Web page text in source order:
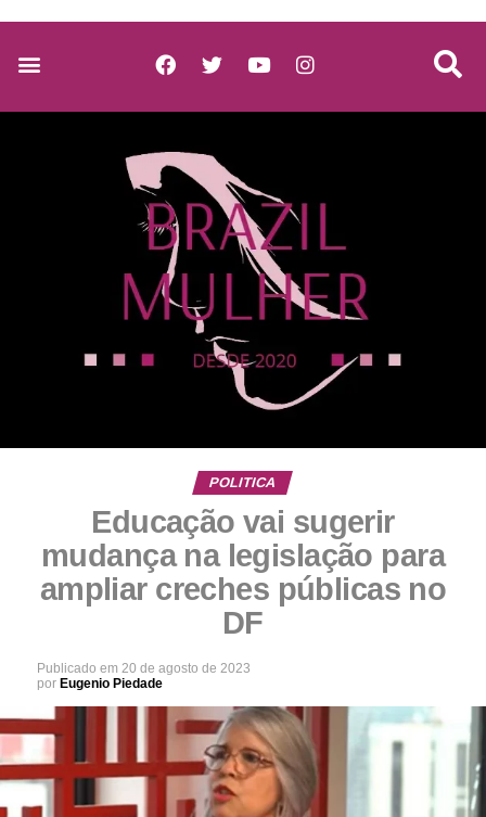
POLITICA
Educação vai sugerir
mudança na legislação para
ampliar creches públicas no
DF
Publicado em 20 de agosto de 2023
por Eugenio Piedade